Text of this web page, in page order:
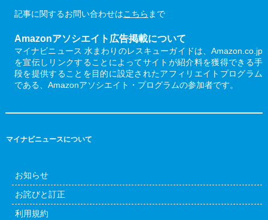
記事に関するお問い合わせはこちら まで
Amazonアソシエイト広告掲載について
マイナビニュース 水まわりのレスキューガイドは、Amazon.co.jp
を宣伝しリンクすることによってサイトが紹介料を獲得できる手
段を提供することを目的に設定されたアフィリエイトプログラム
である、Amazonアソシエイト・プログラムの参加者です。
マイナビニュースについて
お知らせ
お詫びと訂正
利用規約